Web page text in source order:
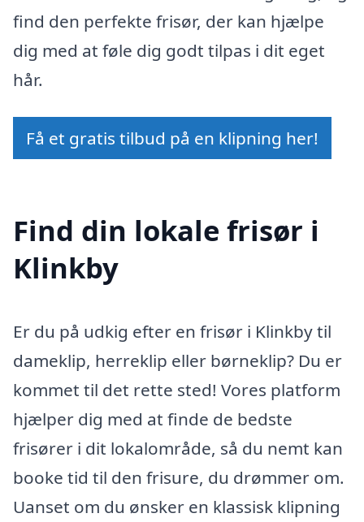
find den perfekte frisør, der kan hjælpe
dig med at føle dig godt tilpas i dit eget
hår.
Få et gratis tilbud på en klipning her!
Find din lokale frisør i
Klinkby
Er du på udkig efter en frisør i Klinkby til
dameklip, herreklip eller børneklip? Du er
kommet til det rette sted! Vores platform
hjælper dig med at finde de bedste
frisører i dit lokalområde, så du nemt kan
booke tid til den frisure, du drømmer om.
Uanset om du ønsker en klassisk klipning